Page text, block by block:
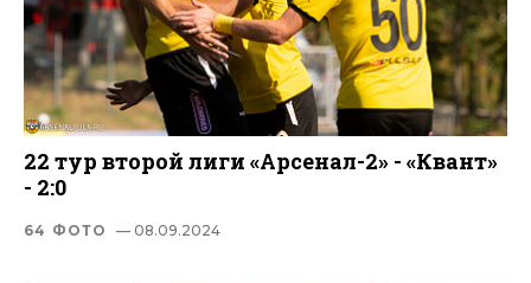
22 тур второй лиги «Арсенал-2» - «Квант»
- 2:0
64 ФОТО — 08.09.2024